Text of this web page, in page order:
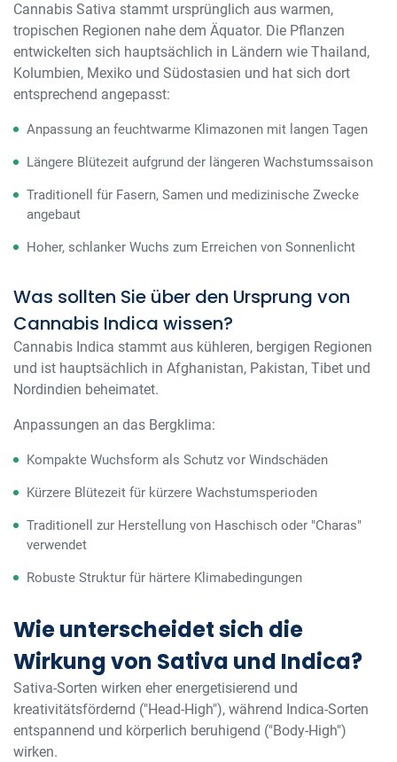
Cannabis Sativa stammt ursprünglich aus warmen,
tropischen Regionen nahe dem Äquator. Die Pflanzen
entwickelten sich hauptsächlich in Ländern wie Thailand,
Kolumbien, Mexiko und Südostasien und hat sich dort
entsprechend angepasst:
Anpassung an feuchtwarme Klimazonen mit langen Tagen
Längere Blütezeit aufgrund der längeren Wachstumssaison
Traditionell für Fasern, Samen und medizinische Zwecke
angebaut
Hoher, schlanker Wuchs zum Erreichen von Sonnenlicht
Was sollten Sie über den Ursprung von
Cannabis Indica wissen?
Cannabis Indica stammt aus kühleren, bergigen Regionen
und ist hauptsächlich in Afghanistan, Pakistan, Tibet und
Nordindien beheimatet.
Anpassungen an das Bergklima:
Kompakte Wuchsform als Schutz vor Windschäden
Kürzere Blütezeit für kürzere Wachstumsperioden
Traditionell zur Herstellung von Haschisch oder "Charas"
verwendet
Robuste Struktur für härtere Klimabedingungen
Wie unterscheidet sich die
Wirkung von Sativa und Indica?
Sativa-Sorten wirken eher energetisierend und
kreativitätsfördernd ("Head-High"), während Indica-Sorten
entspannend und körperlich beruhigend ("Body-High")
wirken.